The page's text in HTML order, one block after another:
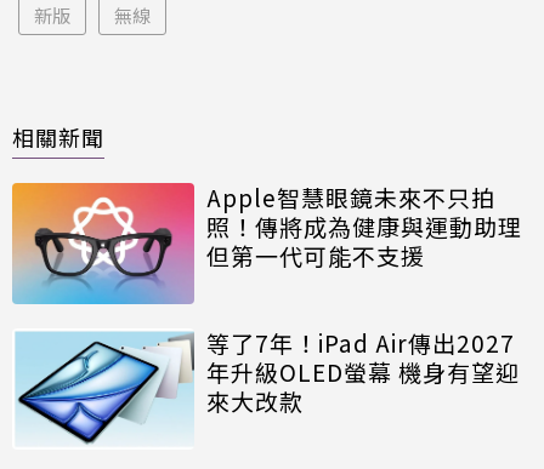
新版 無線
相關新聞
Apple智慧眼鏡未來不只拍
照！傳將成為健康與運動助理
但第一代可能不支援
等了7年！iPad Air傳出2027
年升級OLED螢幕 機身有望迎
來大改款